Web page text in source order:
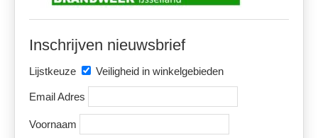
Inschrijven nieuwsbrief
Lijstkeuze Veiligheid in winkelgebieden
Email Adres
Voornaam